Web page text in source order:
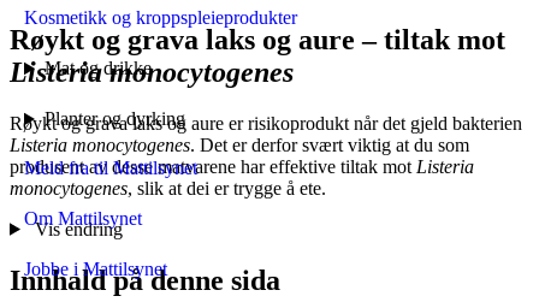
Kosmetikk og kroppspleieprodukter
Mat og drikke
Planter og dyrking
Meld fra til Mattilsynet
Om Mattilsynet
Jobbe i Mattilsynet
Røykt og grava laks og aure – tiltak mot
Listeria monocytogenes
Røykt og grava laks og aure er risikoprodukt når det gjeld bakterien
Listeria monocytogenes. Det er derfor svært viktig at du som
produsent av desse matvarene har effektive tiltak mot Listeria
monocytogenes, slik at dei er trygge å ete.
Vis endring
Innhald på denne sida